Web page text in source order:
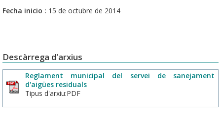
Fecha inicio : 15 de octubre de 2014
Descàrrega d'arxius
Reglament municipal del servei de sanejament
d'aigües residuals
Tipus d'arxiu:PDF